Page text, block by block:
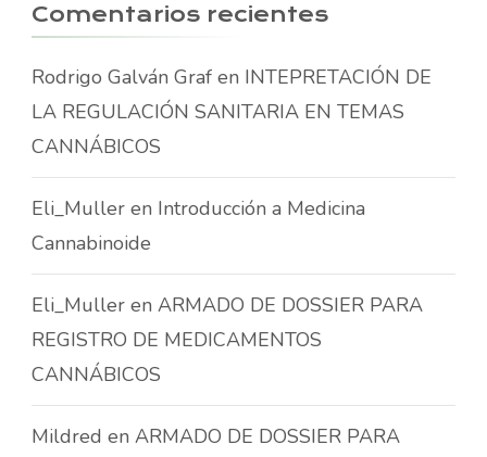
Comentarios recientes
Rodrigo Galván Graf en INTEPRETACIÓN DE
LA REGULACIÓN SANITARIA EN TEMAS
CANNÁBICOS
Eli_Muller en Introducción a Medicina
Cannabinoide
Eli_Muller en ARMADO DE DOSSIER PARA
REGISTRO DE MEDICAMENTOS
CANNÁBICOS
Mildred en ARMADO DE DOSSIER PARA